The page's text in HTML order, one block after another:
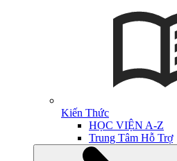
Kiến Thức
HỌC VIỆN A-Z
Trung Tâm Hỗ Trợ